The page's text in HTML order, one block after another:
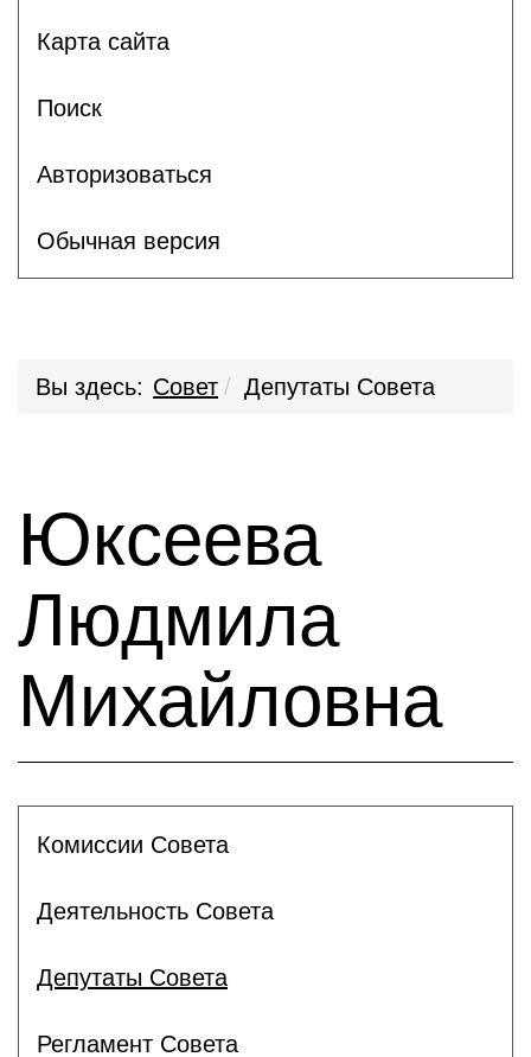
Карта сайта
Поиск
Авторизоваться
Обычная версия
Вы здесь: Совет Депутаты Совета
Юксеева
Людмила
Михайловна
Комиссии Совета
Деятельность Совета
Депутаты Совета
Регламент Совета